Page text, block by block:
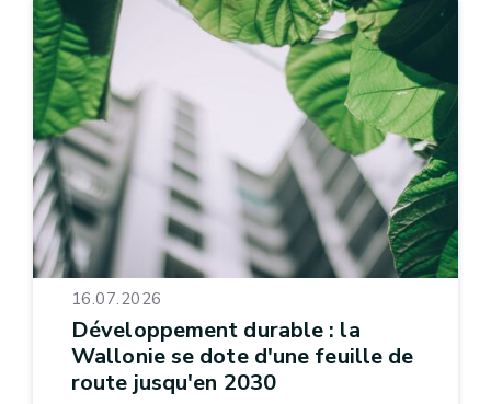
16.07.2026
Développement durable : la
Wallonie se dote d'une feuille de
route jusqu'en 2030